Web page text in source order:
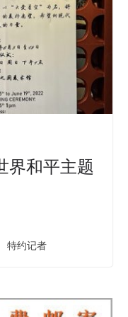
界和平主题
特约记者